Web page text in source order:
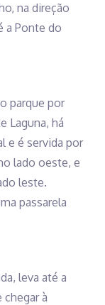
na direção
a Ponte do
parque por
Laguna, há
e é servida por
lado oeste, e
leste.
passarela
leva até a
à